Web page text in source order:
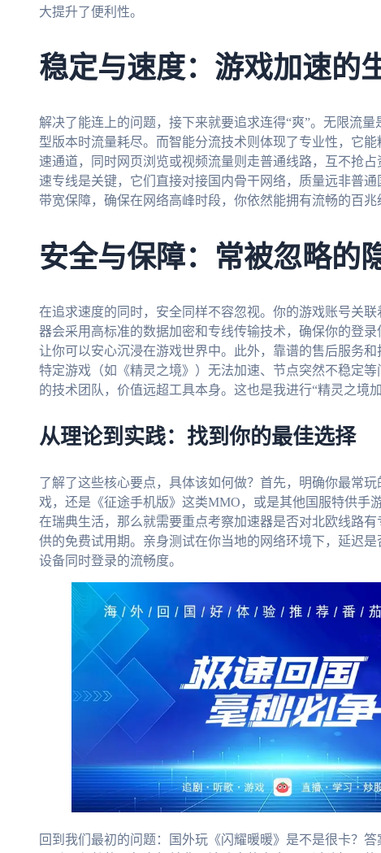
大提升了便利性。
稳定与速度：游戏加速的
解决了能连上的问题，接下来就要追求连得“爽”。无限流
型版本时流量耗尽。而智能分流技术则体现了专业性，它
速通道，同时网页浏览或视频流量则走普通线路，互不抢
速专线是关键，它们直接对接国内骨干网络，质量远非普
带宽保障，确保在网络高峰时段，你依然能拥有流畅的百兆
安全与保障：常被忽略的
在追求速度的同时，安全同样不容忽视。你的游戏账号关
器会采用高标准的数据加密和专线传输技术，确保你的登
让你可以安心沉浸在游戏世界中。此外，靠谱的售后服务
特定游戏（如《精灵之境》）无法加速、节点突然不稳定
的技术团队，价值远超工具本身。这也是我进行“精灵之境
从理论到实践：找到你的最佳选择
了解了这些核心要点，具体该如何做？首先，明确你最常
戏，还是《征途手机版》这类MMO，或是其他国服特供手
在瑞典生活，那么就需要重点考察加速器是否对北欧线路
供的免费试用期。亲身测试在你当地的网络环境下，延迟
设备同时登录的流畅度。
回到我们最初的问题：国外玩《闪耀暖暖》是不是很卡？